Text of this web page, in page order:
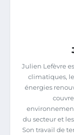
Julien Lefèvre
climatiques,
énergies
du secteur et
Son travail de